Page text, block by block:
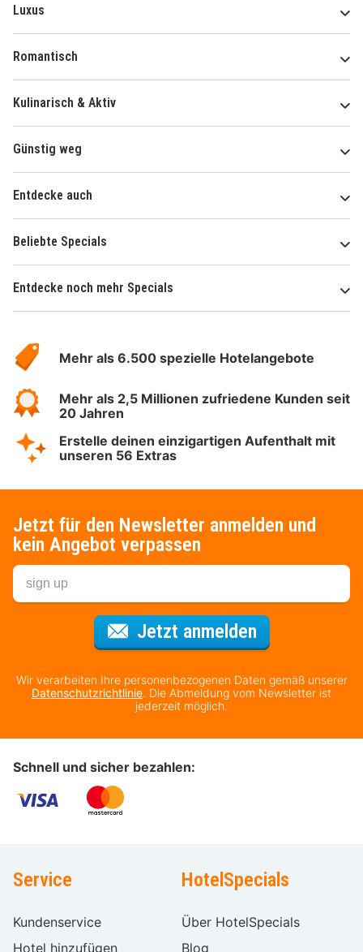
Luxus
Romantisch
Kulinarisch & Aktiv
Günstig weg
Entdecke auch
Beliebte Specials
Entdecke noch mehr Specials
Hotelspecials
Mehr als 6.500 spezielle Hotelangebote
Mehr als 2,5 Millionen zufriedene Kunden seit
20 Jahren
Erstelle deinen einzigartigen Aufenthalt mit
unseren 56 Extras
Jetzt für den Newsletter anmelden und
kein Angebot verpassen
Jetzt anmeldenFür den
Wir verarbeiten Ihre personenbezogenen Daten gemäß unserer
Datenschutzrichtlinie. Die Abmeldung vom Newsletter ist
jederzeit möglich.
Schnell und sicher bezahlen:
Service
Kundenservice
Hotel hinzufügen
HotelSpecials
Über HotelSpecials
Blog